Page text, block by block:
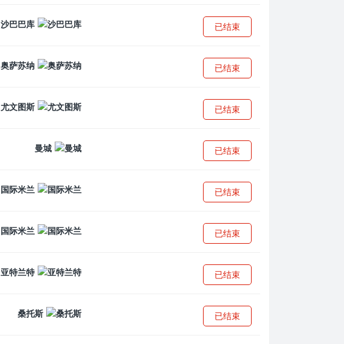
沙巴巴库 已结束
奥萨苏纳 已结束
尤文图斯 已结束
曼城 已结束
国际米兰 已结束
国际米兰 已结束
亚特兰特 已结束
桑托斯 已结束